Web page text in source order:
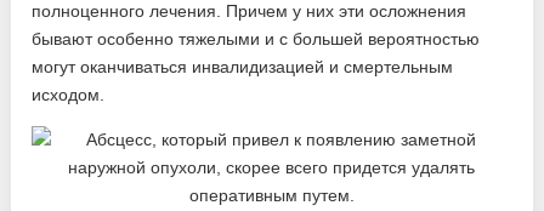
полноценного лечения. Причем у них эти осложнения
бывают особенно тяжелыми и с большей вероятностью
могут оканчиваться инвалидизацией и смертельным
исходом.